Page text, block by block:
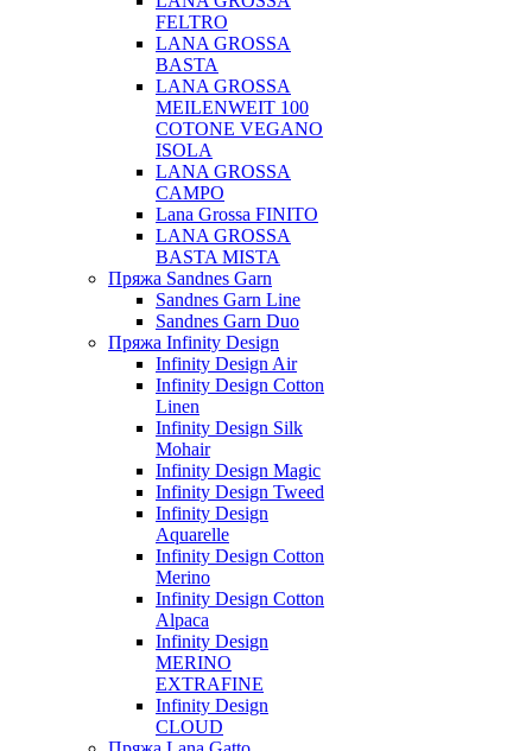
FELTRO
LANA GROSSA
BASTA
LANA GROSSA
MEILENWEIT 100
COTONE VEGANO
ISOLA
LANA GROSSA
CAMPO
Lana Grossa FINITO
LANA GROSSA
BASTA MISTA
Пряжа Sandnes Garn
Sandnes Garn Line
Sandnes Garn Duo
Пряжа Infinity Design
Infinity Design Air
Infinity Design Cotton
Linen
Infinity Design Silk
Mohair
Infinity Design Magic
Infinity Design Tweed
Infinity Design
Aquarelle
Infinity Design Cotton
Merino
Infinity Design Cotton
Alpaca
Infinity Design
MERINO
EXTRAFINE
Infinity Design
CLOUD